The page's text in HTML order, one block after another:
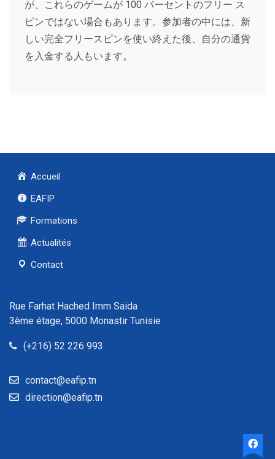
が、これらのゲームが 100 パーセントのフリー ス
ピンではない場合もあります。参加者の中には、新
しい完全フリースピンを使い終えた後、自分の通貨
を入金する人もいます。
Accueil
EAFIP
Formations
Actualités
Contact
Rue Farhat Hached Imm Saida
3ème étage, 5000 Monastir Tunisie
(+216) 52 226 993
contact@eafip.tn
direction@eafip.tn